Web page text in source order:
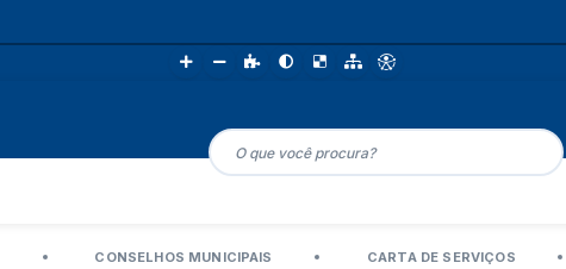
CONSELHOS MUNICIPAIS CARTA DE SERVIÇOS